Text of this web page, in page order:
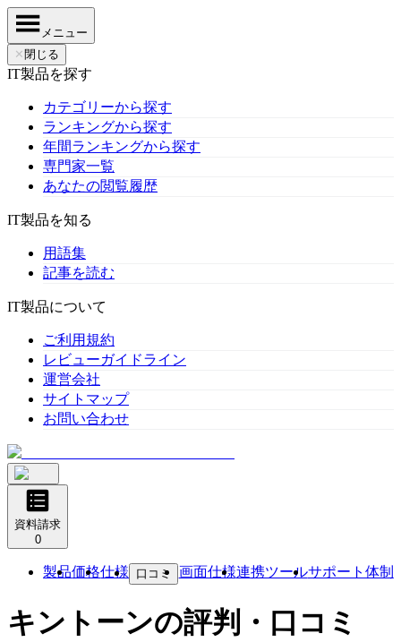
メニュー
✕ 閉じる
IT製品を探す
カテゴリーから探す
ランキングから探す
年間ランキングから探す
専門家一覧
あなたの閲覧履歴
IT製品を知る
用語集
記事を読む
IT製品について
ご利用規約
レビューガイドライン
運営会社
サイトマップ
お問い合わせ
資料請求
0
製品価格仕様 口コミ 画面仕様連携ツールサポート体制
キントーンの評判・口コミ